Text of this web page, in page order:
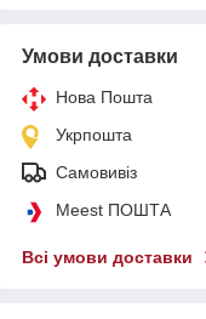
Умови доставки
Нова Пошта
Укрпошта
Самовивіз
Meest ПОШТА
Всі умови доставки